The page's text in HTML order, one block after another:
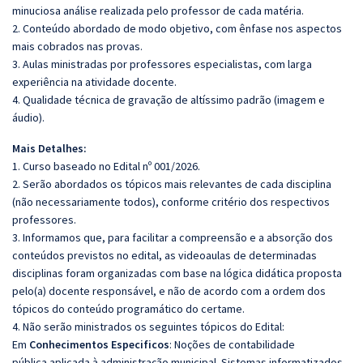
minuciosa análise realizada pelo professor de cada matéria.
2. Conteúdo abordado de modo objetivo, com ênfase nos aspectos
mais cobrados nas provas.
3. Aulas ministradas por professores especialistas, com larga
experiência na atividade docente.
4. Qualidade técnica de gravação de altíssimo padrão (imagem e
áudio).
Mais Detalhes:
1. Curso baseado no Edital nº 001/2026.
2. Serão abordados os tópicos mais relevantes de cada disciplina
(não necessariamente todos), conforme critério dos respectivos
professores.
3. Informamos que, para facilitar a compreensão e a absorção dos
conteúdos previstos no edital, as videoaulas de determinadas
disciplinas foram organizadas com base na lógica didática proposta
pelo(a) docente responsável, e não de acordo com a ordem dos
tópicos do conteúdo programático do certame.
4. Não serão ministrados os seguintes tópicos do Edital:
Em Conhecimentos Especificos: Noções de contabilidade